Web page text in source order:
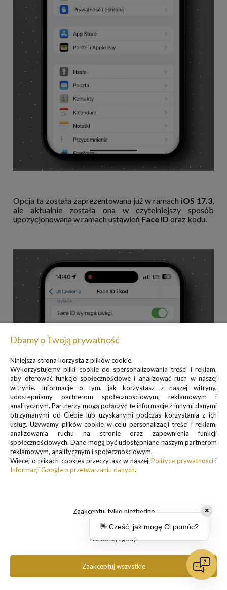
Opcja ta została zaprezentowana już w ramach iOS 17.3
ale aktualnie została ona w czytelniejszy sposób
upozycjonowana w ramach ustawień Face ID oraz kodu.
✕
👋 Cześć, jak mogę Ci pomóc?
Dbamy o Twoją prywatność
Niniejsza strona korzysta z plików cookie.
Wykorzystujemy pliki cookie do spersonalizowania treści i reklam,
aby oferować funkcje społecznościowe i analizować ruch w naszej
witrynie. Informacje o tym, jak korzystasz z naszej witryny,
udostępniamy partnerom społecznościowym, reklamowym i
analitycznym. Partnerzy mogą połączyć te informacje z innymi danymi
otrzymanymi od Ciebie lub uzyskanymi podczas korzystania z ich
usług. Używamy plików cookie w celu personalizacji treści i reklam,
analizowania ruchu na stronie oraz zapewnienia funkcji
społecznościowych. Dane mogą być udostępniane naszym partnerom
reklamowym, analitycznym i społecznościowym.
Więcej o plikach cookies przeczytasz w naszej Polityce prywatnościi
Informacji Google o przetwarzaniu danych.
Zaakceptuj tylko niezbędne
Dostosuj zgody
Zaakceptuj wszystkie